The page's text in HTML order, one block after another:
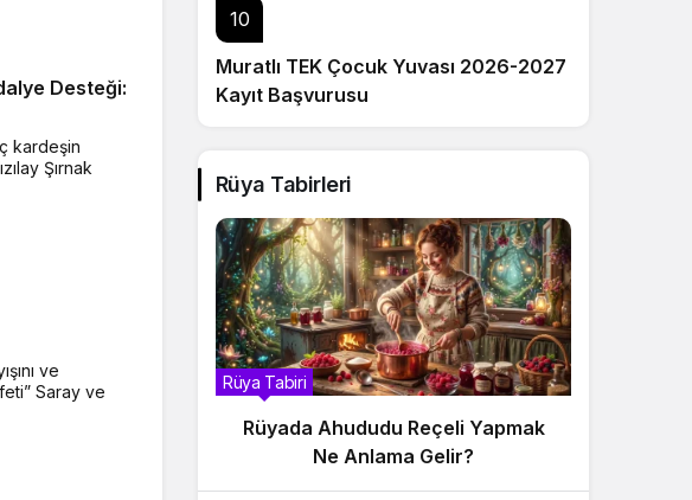
Desteği:
kardeşin
Şırnak
ve
Saray ve
10
Muratlı TEK Çocuk Yuvası 2026-2027
Kayıt Başvurusu
Rüya Tabirleri
Rüya Tabiri
Rüyada Ahududu Reçeli Yapmak
Ne Anlama Gelir?